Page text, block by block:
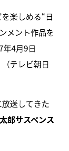
楽しめる“日
メント作品を
年4月9日
（テレビ朝日
送してきた
郎サスペンス